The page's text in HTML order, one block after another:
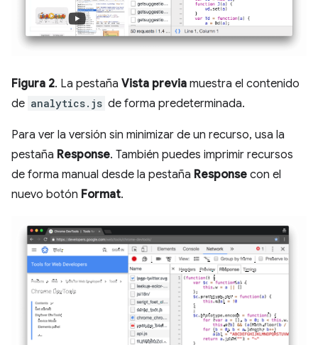
Figura 2. La pestaña Vista previa muestra el contenido
de analytics.js de forma predeterminada.
Para ver la versión sin minimizar de un recurso, usa la
pestaña Response. También puedes imprimir recursos
de forma manual desde la pestaña Response con el
nuevo botón Format.